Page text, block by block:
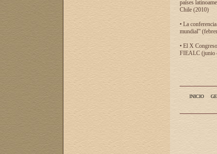
países
Chile (2010)
• La
mundial”
• El X
FIEALC (junio
INICIO